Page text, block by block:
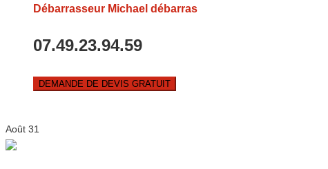
Débarrasseur Michael débarras
07.49.23.94.59
DEMANDE DE DEVIS GRATUIT
Août 31